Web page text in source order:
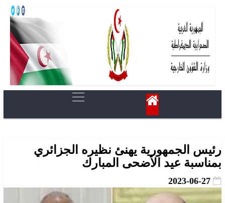
رئيس الجمهورية يهنئ نظيره الجزائري
بمناسبة عيد الأضحى المبارك
2023-06-27